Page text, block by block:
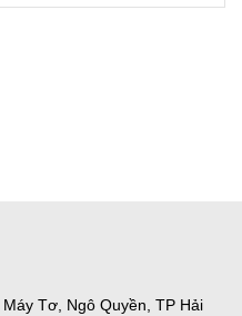
Tơ, Ngô Quyền, TP Hải